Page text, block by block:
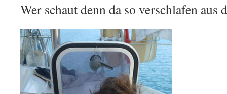
Wer schaut denn da so verschlafen aus